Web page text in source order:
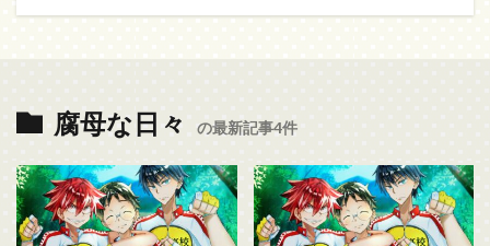
腐母な日々 の最新記事4件